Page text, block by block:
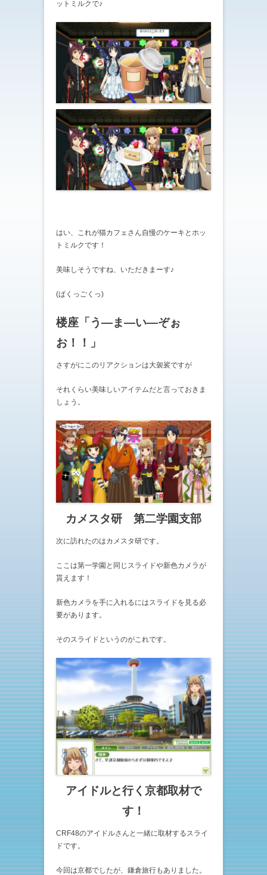
ットミルクで♪
はい、これが猫カフェさん自慢のケーキとホッ
トミルクです！
美味しそうですね、いただきまーす♪
(ぱくっごくっ)
楼座「う―ま―い―ぞぉ
お！！」
さすがにこのリアクションは大袈裟ですが
それくらい美味しいアイテムだと言っておきま
しょう。
カメスタ研 第二学園支部
次に訪れたのはカメスタ研です。
ここは第一学園と同じスライドや新色カメラが
貰えます！
新色カメラを手に入れるにはスライドを見る必
要があります。
そのスライドというのがこれです。
アイドルと行く京都取材で
す！
CRF48のアイドルさんと一緒に取材するスライ
ドです。
今回は京都でしたが、鎌倉旅行もありました。